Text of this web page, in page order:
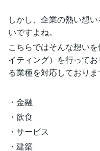
しかし、企業の熱い想
いですよね。
こちらではそんな想い
イティング）を行って
る業種を対応しておりま
・金融
・飲食
・サービス
・建築